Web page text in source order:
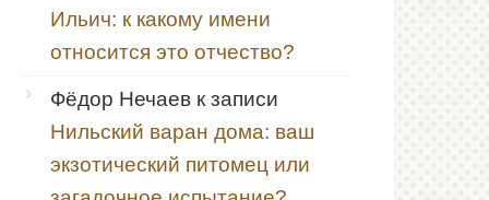
Ильич: к какому имени
относится это отчество?
Фёдор Нечаев к записи
Нильский варан дома: ваш
экзотический питомец или